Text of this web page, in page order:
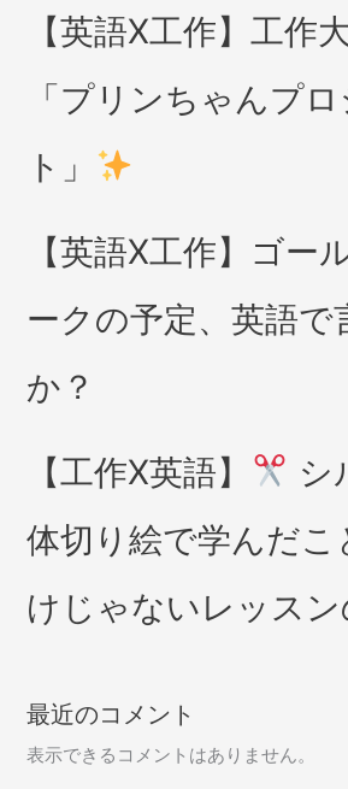
【英語X工作】工作
「プリンちゃんプ
ト」
【英語X工作】ゴー
ークの予定、英語で
か？
【工作X英語】
シ
体切り絵で学んだこ
けじゃないレッスン
最近のコメント
表示できるコメントはありません。